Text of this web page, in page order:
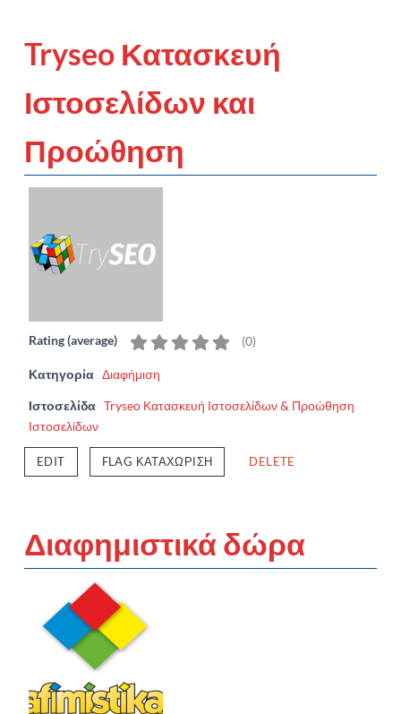
Tryseo Κατασκευή
Ιστοσελίδων και
Προώθηση
Rating (average) (0)
Κατηγορία Διαφήμιση
Ιστοσελίδα Tryseo Κατασκευή Ιστοσελίδων & Προώθηση
Ιστοσελίδων
EDIT FLAG ΚΑΤΑΧΏΡΙΣΗ DELETE
Διαφημιστικά δώρα